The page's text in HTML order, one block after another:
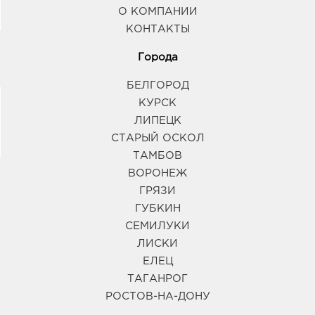
Ленинский, д. 189
Воронеж Придача: руб.
394007, Воронежская обл, г Воронеж, ул
Димитрова, д. 64А
8:00 - 18:00
Воронеж Европа: руб.
394033, Воронежская обл, г Воронеж, пр-кт
Ленинский, д. 95б
Воронеж Южный Полюс: руб.
394074, Воронежская обл, г Воронеж, ул
9:00 - 21:00
О КОМПАНИИ
КОНТАКТЫ
Города
БЕЛГОРОД
КУРСК
ЛИПЕЦК
СТАРЫЙ ОСКОЛ
ТАМБОВ
ВОРОНЕЖ
ГРЯЗИ
ГУБКИН
СЕМИЛУКИ
ЛИСКИ
ЕЛЕЦ
ТАГАНРОГ
РОСТОВ-НА-ДОНУ